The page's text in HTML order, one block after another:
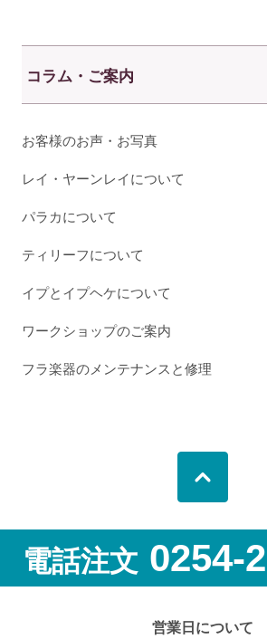
コラム・ご案内
お客様のお声・お写真
レイ・ヤーンレイについて
パラカについて
ティリーフについて
イプとイプヘケについて
ワークショップのご案内
フラ楽器のメンテナンスと修理
電話注文 0254-
営業日について